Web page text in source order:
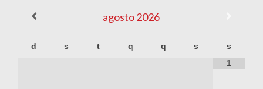
agosto2026
d s t q q s
s
1